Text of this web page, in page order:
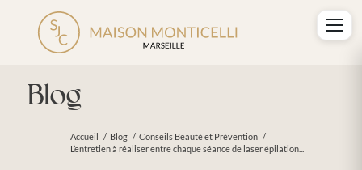
Blog
Accueil / Blog / Conseils Beauté et Prévention /
L’entretien à réaliser entre chaque séance de laser épilation...